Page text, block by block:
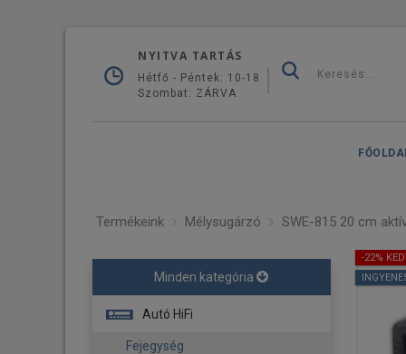
NYITVA TARTÁS
Hétfő - Péntek: 10-18
Szombat: ZÁRVA
Termékeink Mélysugárzó SWE-815 20 cm
Minden kategória
Autó HiFi
Fejegység
-22%